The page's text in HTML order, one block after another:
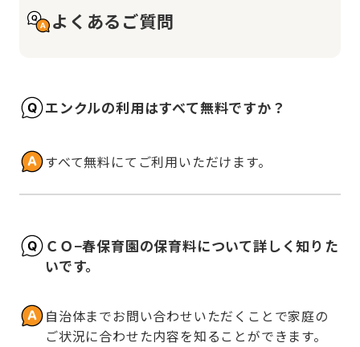
よくあるご質問
エンクルの利用はすべて無料ですか？
すべて無料にてご利用いただけます。
ＣＯ−春保育園の保育料について詳しく知りた
いです。
自治体までお問い合わせいただくことで家庭の
ご状況に合わせた内容を知ることができます。